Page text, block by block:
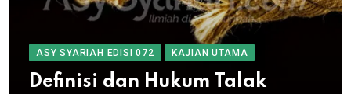
ASY SYARIAH EDISI 072 KAJIAN UTAMA
Definisi dan Hukum Talak